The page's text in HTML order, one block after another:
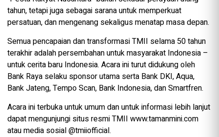
tahun, tetapi juga sebagai sarana untuk memperkuat
persatuan, dan mengenang sekaligus menatap masa depan.
Semua pencapaian dan transformasi TMII selama 50 tahun
terakhir adalah persembahan untuk masyarakat Indonesia –
untuk cerita baru Indonesia. Acara ini turut didukung oleh
Bank Raya selaku sponsor utama serta Bank DKI, Aqua,
Bank Jateng, Tempo Scan, Bank Indonesia, dan Smartfren.
Acara ini terbuka untuk umum dan untuk informasi lebih lanjut
dapat mengunjungi situs resmi TMII www.tamanmini.com
atau media sosial @tmiiofficial.